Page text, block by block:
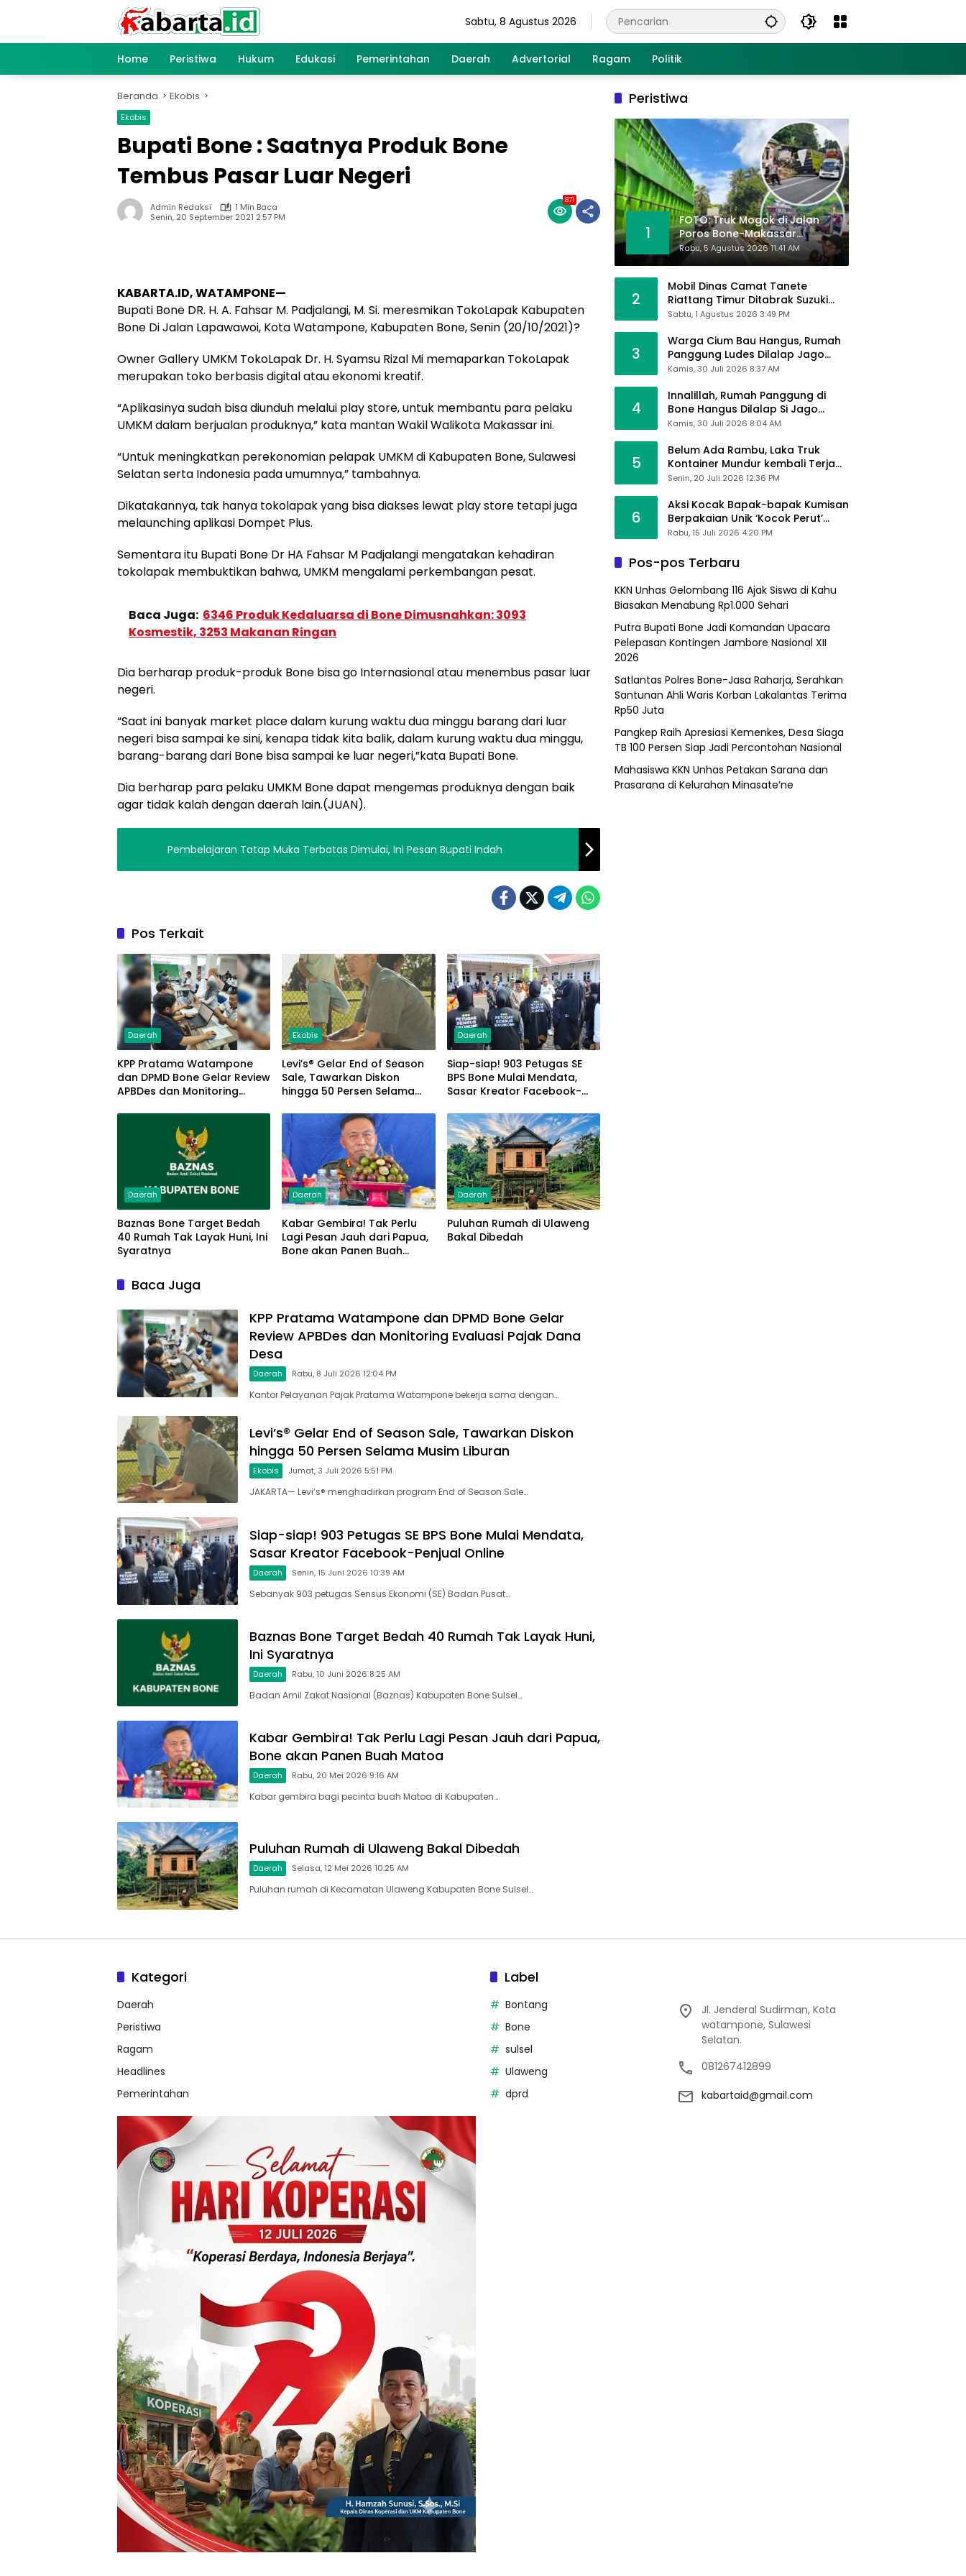
Sabtu, 8 Agustus 2026
Home Peristiwa Hukum Edukasi Pemerintahan Daerah Advertorial Ragam Politik
Beranda Ekobis
Ekobis
Bupati Bone : Saatnya Produk Bone
Tembus Pasar Luar Negeri
Admin Redaksi
1 Min Baca
Senin, 20 September 2021 2:57 PM
871
KABARTA.ID, WATAMPONE—
Bupati Bone DR. H. A. Fahsar M. Padjalangi, M. Si. meresmikan TokoLapak Kabupaten
Bone Di Jalan Lapawawoi, Kota Watampone, Kabupaten Bone, Senin (20/10/2021)?
Owner Gallery UMKM TokoLapak Dr. H. Syamsu Rizal Mi memaparkan TokoLapak
merupakan toko berbasis digital atau ekonomi kreatif.
“Aplikasinya sudah bisa diunduh melalui play store, untuk membantu para pelaku
UMKM dalam berjualan produknya,” kata mantan Wakil Walikota Makassar ini.
“Untuk meningkatkan perekonomian pelapak UMKM di Kabupaten Bone, Sulawesi
Selatan serta Indonesia pada umumnya,” tambahnya.
Dikatakannya, tak hanya tokolapak yang bisa diakses lewat play store tetapi juga
melaunching aplikasi Dompet Plus.
Sementara itu Bupati Bone Dr HA Fahsar M Padjalangi mengatakan kehadiran
tokolapak membuktikan bahwa, UMKM mengalami perkembangan pesat.
Baca Juga: 6346 Produk Kedaluarsa di Bone Dimusnahkan: 3093
Kosmestik, 3253 Makanan Ringan
Dia berharap produk-produk Bone bisa go Internasional atau menembus pasar luar
negeri.
“Saat ini banyak market place dalam kurung waktu dua minggu barang dari luar
negeri bisa sampai ke sini, kenapa tidak kita balik, dalam kurung waktu dua minggu,
barang-barang dari Bone bisa sampai ke luar negeri,”kata Bupati Bone.
Dia berharap para pelaku UMKM Bone dapat mengemas produknya dengan baik
agar tidak kalah dengan daerah lain.(JUAN).
Pembelajaran Tatap Muka Terbatas Dimulai, Ini Pesan Bupati Indah
Pos Terkait
Daerah
KPP Pratama Watampone
dan DPMD Bone Gelar Review
APBDes dan Monitoring
Ekobis
Levi’s® Gelar End of Season
Sale, Tawarkan Diskon
hingga 50 Persen Selama
Daerah
Siap-siap! 903 Petugas SE
BPS Bone Mulai Mendata,
Sasar Kreator Facebook-
Daerah
Baznas Bone Target Bedah
40 Rumah Tak Layak Huni, Ini
Syaratnya
Daerah
Kabar Gembira! Tak Perlu
Lagi Pesan Jauh dari Papua,
Bone akan Panen Buah
Daerah
Puluhan Rumah di Ulaweng
Bakal Dibedah
Baca Juga
KPP Pratama Watampone dan DPMD Bone Gelar
Review APBDes dan Monitoring Evaluasi Pajak Dana
Desa
Daerah Rabu, 8 Juli 2026 12:04 PM
Kantor Pelayanan Pajak Pratama Watampone bekerja sama dengan…
Levi’s® Gelar End of Season Sale, Tawarkan Diskon
hingga 50 Persen Selama Musim Liburan
Ekobis Jumat, 3 Juli 2026 5:51 PM
JAKARTA— Levi’s® menghadirkan program End of Season Sale…
Siap-siap! 903 Petugas SE BPS Bone Mulai Mendata,
Sasar Kreator Facebook-Penjual Online
Daerah Senin, 15 Juni 2026 10:39 AM
Sebanyak 903 petugas Sensus Ekonomi (SE) Badan Pusat…
Baznas Bone Target Bedah 40 Rumah Tak Layak Huni,
Ini Syaratnya
Daerah Rabu, 10 Juni 2026 8:25 AM
Badan Amil Zakat Nasional (Baznas) Kabupaten Bone Sulsel…
Kabar Gembira! Tak Perlu Lagi Pesan Jauh dari Papua,
Bone akan Panen Buah Matoa
Daerah Rabu, 20 Mei 2026 9:16 AM
Kabar gembira bagi pecinta buah Matoa di Kabupaten…
Puluhan Rumah di Ulaweng Bakal Dibedah
Daerah Selasa, 12 Mei 2026 10:25 AM
Puluhan rumah di Kecamatan Ulaweng Kabupaten Bone Sulsel…
Peristiwa
1
FOTO: Truk Mogok di Jalan
Poros Bone-Makassar
Sebabkan Macet, Polisi Turun
Tangan
Rabu, 5 Agustus 2026 11:41 AM
2
Mobil Dinas Camat Tanete
Riattang Timur Ditabrak Suzuki
Ertiga, Camat Andi Habibie:
Sabtu, 1 Agustus 2026 3:49 PM
3
Warga Cium Bau Hangus, Rumah
Panggung Ludes Dilalap Jago
Merah
Kamis, 30 Juli 2026 8:37 AM
4
Innalillah, Rumah Panggung di
Bone Hangus Dilalap Si Jago
Merah
Kamis, 30 Juli 2026 8:04 AM
5
Belum Ada Rambu, Laka Truk
Kontainer Mundur kembali Terjadi
di Bypass Sumpallabbu
Senin, 20 Juli 2026 12:36 PM
6
Aksi Kocak Bapak-bapak Kumisan
Berpakaian Unik ‘Kocok Perut’
Pengunjung dan Pegawai
Sentuh Atm
Rabu, 15 Juli 2026 4:20 PM
Pos-pos Terbaru
KKN Unhas Gelombang 116 Ajak Siswa di Kahu
Biasakan Menabung Rp1.000 Sehari
Putra Bupati Bone Jadi Komandan Upacara
Pelepasan Kontingen Jambore Nasional XII
2026
Satlantas Polres Bone-Jasa Raharja, Serahkan
Santunan Ahli Waris Korban Lakalantas Terima
Rp50 Juta
Pangkep Raih Apresiasi Kemenkes, Desa Siaga
TB 100 Persen Siap Jadi Percontohan Nasional
Mahasiswa KKN Unhas Petakan Sarana dan
Prasarana di Kelurahan Minasate’ne
Kategori
Daerah
Peristiwa
Ragam
Headlines
Pemerintahan
Label
Bontang
Bone
sulsel
Ulaweng
dprd
Jl. Jenderal Sudirman, Kota
watampone, Sulawesi
Selatan.
081267412899
kabartaid@gmail.com